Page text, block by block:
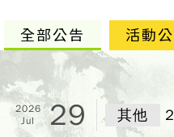
全部公告 活動
2026
Jul
29 其他